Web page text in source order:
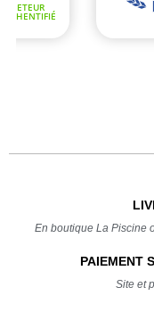
En boutique La Piscine
PAIEMENT
Site et